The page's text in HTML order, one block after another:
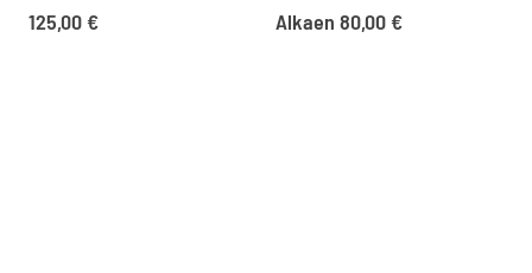
125,00 € Alkaen 80,00 €